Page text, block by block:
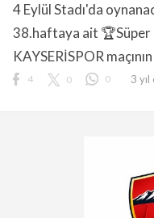
4 Eylül Stadı'da
38.haftaya ait 🏆Süper
KAYSERİSPOR
4 0 0 3